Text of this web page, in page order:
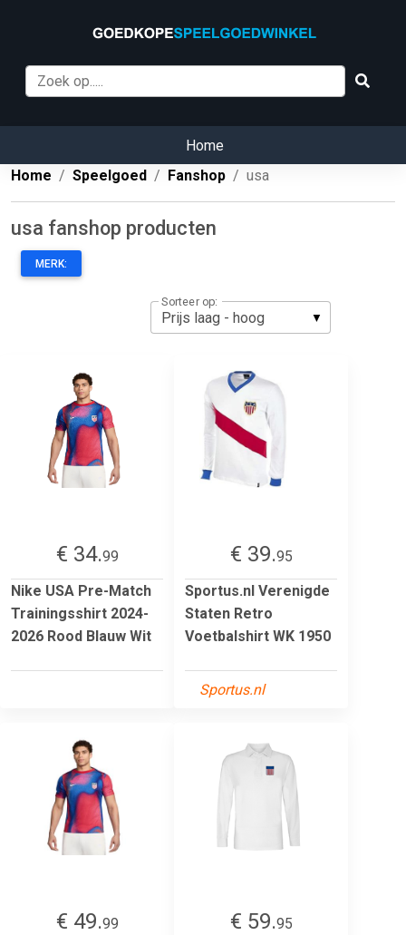
Home
Home
Speelgoed Fanshop usa
usa fanshop producten
MERK:
Sorteer op:
€ 34.99
Nike USA Pre-Match
Trainingsshirt 2024-
2026 Rood Blauw Wit
€ 39.95
Sportus.nl Verenigde
Staten Retro
Voetbalshirt WK 1950
Sportus.nl
€ 49.99
€ 59.95